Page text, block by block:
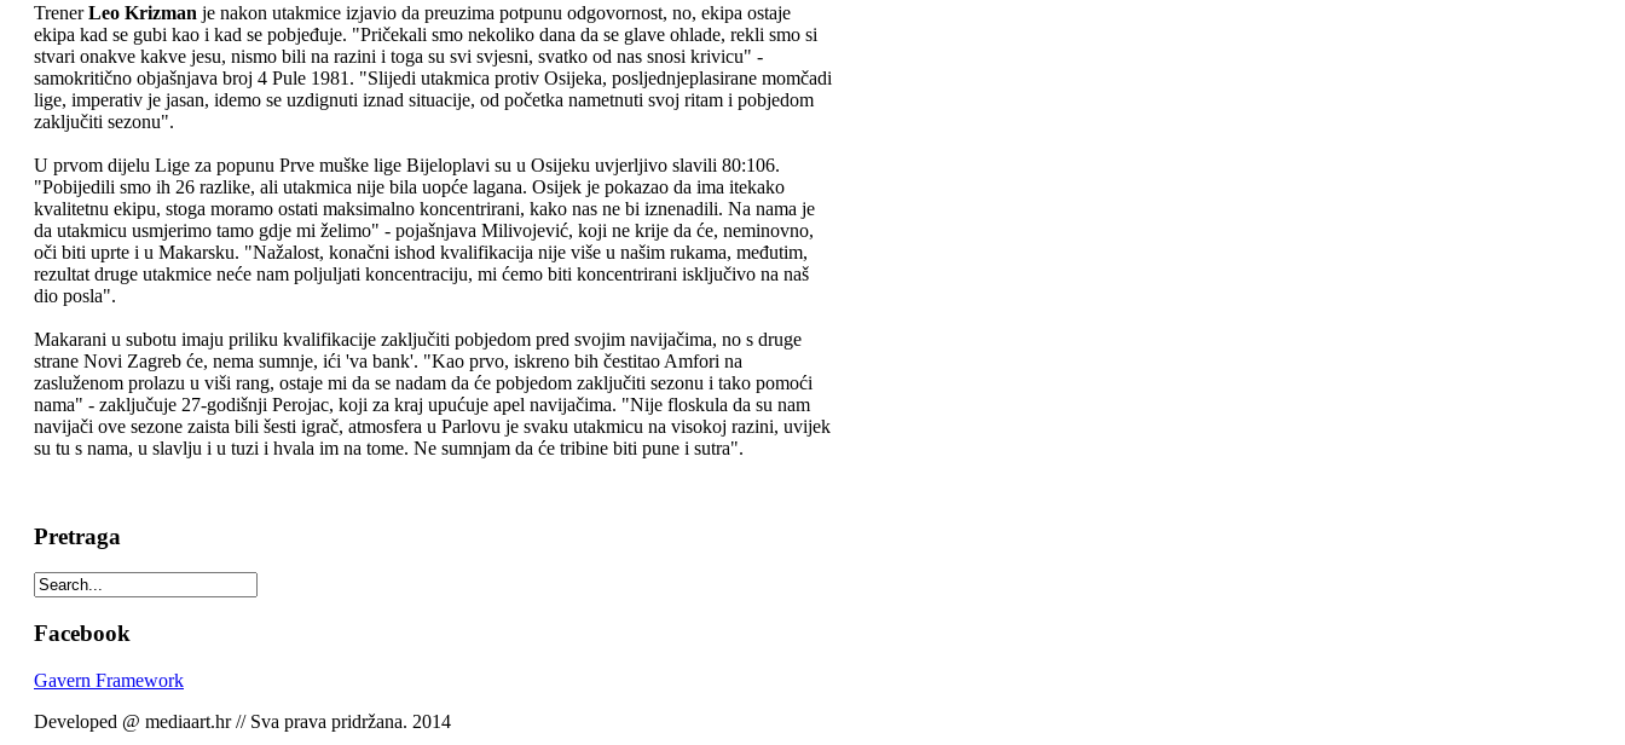
TrenerLeo Krizman je nakon utakmice izjavio da preuzima potpunu odgovornost, no, ekipa ostaje
ekipa kad se gubi kao i kad se pobjeđuje. "Pričekali smo nekoliko dana da se glave ohlade, rekli smo si
stvari onakve kakve jesu, nismo bili na razini i toga su svi svjesni, svatko od nas snosi krivicu" -
samokritično objašnjava broj 4 Pule 1981. "Slijedi utakmica protiv Osijeka, posljednjeplasirane momčadi
lige, imperativ je jasan, idemo se uzdignuti iznad situacije, od početka nametnuti svoj ritam i pobjedom
zaključiti sezonu".
U prvom dijelu Lige za popunu Prve muške lige Bijeloplavi su u Osijeku uvjerljivo slavili 80:106.
"Pobijedili smo ih 26 razlike, ali utakmica nije bila uopće lagana. Osijek je pokazao da ima itekako
kvalitetnu ekipu, stoga moramo ostati maksimalno koncentrirani, kako nas ne bi iznenadili. Na nama je
da utakmicu usmjerimo tamo gdje mi želimo" - pojašnjava Milivojević, koji ne krije da će, neminovno,
oči biti uprte i u Makarsku. "Nažalost, konačni ishod kvalifikacija nije više u našim rukama, međutim,
rezultat druge utakmice neće nam poljuljati koncentraciju, mi ćemo biti koncentrirani isključivo na naš
dio posla".
Makarani u subotu imaju priliku kvalifikacije zaključiti pobjedom pred svojim navijačima, no s druge
strane Novi Zagreb će, nema sumnje, ići 'va bank'. "Kao prvo, iskreno bih čestitao Amfori na
zasluženom prolazu u viši rang, ostaje mi da se nadam da će pobjedom zaključiti sezonu i tako pomoći
nama" - zaključuje 27-godišnji Perojac, koji za kraj upućuje apel navijačima. "Nije floskula da su nam
navijači ove sezone zaista bili šesti igrač, atmosfera u Parlovu je svaku utakmicu na visokoj razini, uvijek
su tu s nama, u slavlju i u tuzi i hvala im na tome. Ne sumnjam da će tribine biti pune i sutra".
Pretraga
Facebook
Gavern Framework
Developed @ mediaart.hr // Sva prava pridržana. 2014